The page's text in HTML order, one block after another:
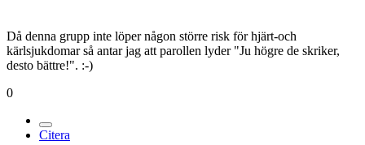
Då denna grupp inte löper någon större risk för hjärt-och
kärlsjukdomar så antar jag att parollen lyder "Ju högre de skriker,
desto bättre!". :-)
0
Citera